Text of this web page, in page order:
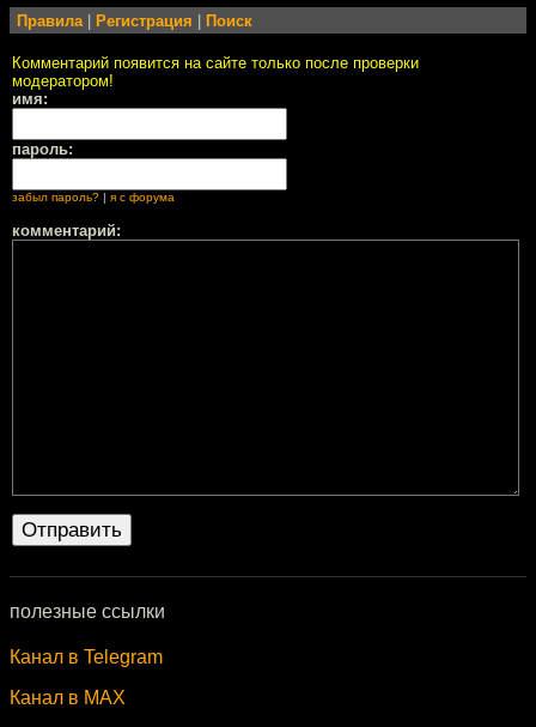
Правила Регистрация Поиск
Комментарий появится на сайте только после проверки
модератором!
имя:
пароль:
забыл пароль? | я с форума
комментарий:
полезные ссылки
Канал в Telegram
Канал в MAX